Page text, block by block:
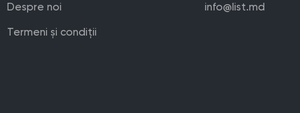
Despre noi
Termeni și condiții
info@list.md